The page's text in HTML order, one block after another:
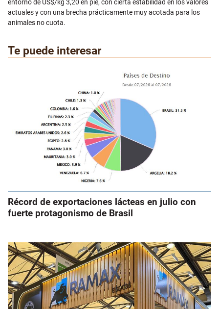
entorno de US$/kg 3,20 en pie, con cierta estabilidad en los valores
actuales y con una brecha prácticamente muy acotada para los
animales no cuota.
Te puede interesar
Récord de exportaciones lácteas en julio con
fuerte protagonismo de Brasil